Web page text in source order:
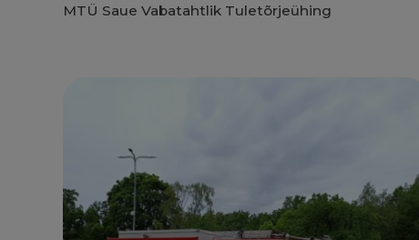
MTÜ Saue Vabatahtlik Tuletõrjeühing